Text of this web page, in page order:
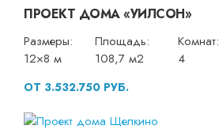
ПРОЕКТ ДОМА «УИЛСОН»
Размеры:
12×8 м
Площадь:
108,7 м2
Комнат:
4
ОТ 3.532.750 РУБ.